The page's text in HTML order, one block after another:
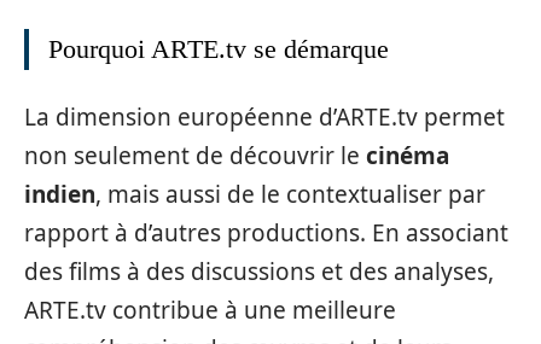
Pourquoi ARTE.tv se démarque
La dimension européenne d’ARTE.tv permet
non seulement de découvrir le cinéma
indien, mais aussi de le contextualiser par
rapport à d’autres productions. En associant
des films à des discussions et des analyses,
ARTE.tv contribue à une meilleure